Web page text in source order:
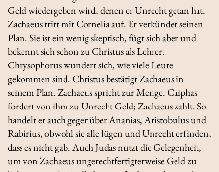
Geld wiedergeben wird, denen er Unrecht getan hat.
Zachaeus tritt mit Cornelia auf. Er verkündet seinen
Plan. Sie ist ein wenig skeptisch, fügt sich aber und
bekennt sich schon zu Christus als Lehrer.
Chrysophorus wundert sich, wie viele Leute
gekommen sind. Christus bestätigt Zachaeus in
seinem Plan. Zachaeus spricht zur Menge. Caiphas
fordert von ihm zu Unrecht Geld; Zachaeus zahlt. So
handelt er auch gegenüber Ananias, Aristobulus und
Rabirius, obwohl sie alle lügen und Unrecht erfinden,
dass es nicht gab. Auch Judas nutzt die Gelegenheit,
um von Zachaeus ungerechtfertigterweise Geld zu